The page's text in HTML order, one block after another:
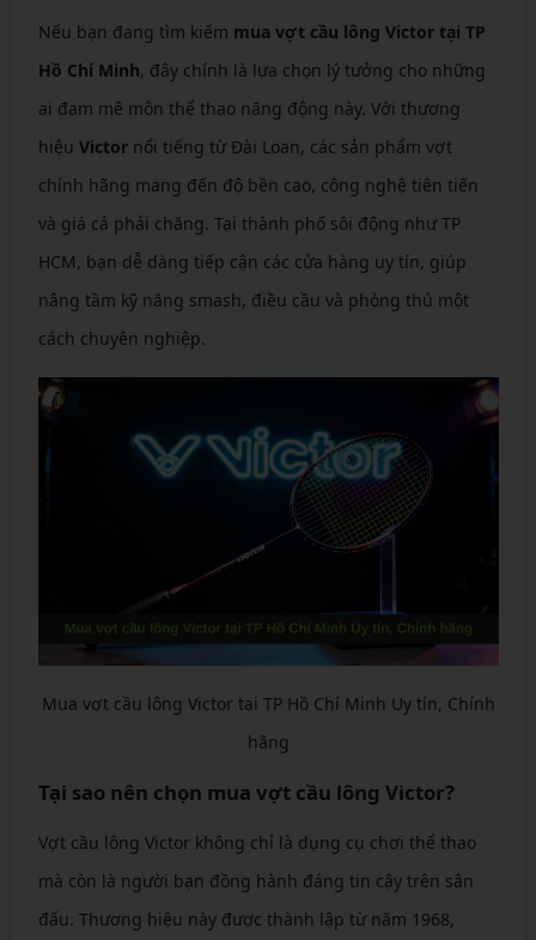
Nếu bạn đang tìm kiếm mua vợt cầu lông Victor tại TP
Hồ Chí Minh, đây chính là lựa chọn lý tưởng cho những
ai đam mê môn thể thao năng động này. Với thương
hiệu Victornổi tiếng từ Đài Loan, các sản phẩm vợt
chính hãng mang đến độ bền cao, công nghệ tiên tiến
và giá cả phải chăng. Tại thành phố sôi động như TP
HCM, bạn dễ dàng tiếp cận các cửa hàng uy tín, giúp
nâng tầm kỹ năng smash, điều cầu và phòng thủ một
cách chuyên nghiệp.
Mua vợt cầu lông Victor tại TP Hồ Chí Minh Uy tín, Chính
hãng
Tại sao nên chọn mua vợt cầu lông Victor?
Vợt cầu lông Victor không chỉ là dụng cụ chơi thể thao
mà còn là người bạn đồng hành đáng tin cậy trên sân
đấu. Thương hiệu này được thành lập từ năm 1968,